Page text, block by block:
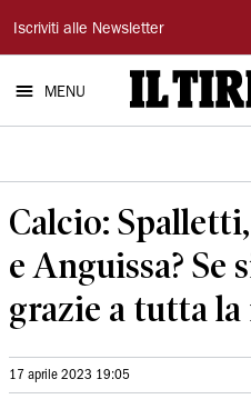
Il
Tirreno
Iscriviti alle Newsletter
MENU
Calcio:
e Anguissa? Se
grazie a tutta la
17 aprile 2023 19:05